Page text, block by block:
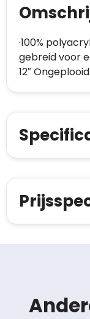
·100%
gebreid voor
12″